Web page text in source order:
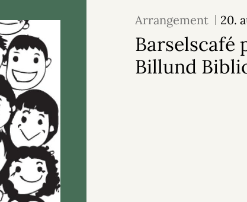
Arrangement 20.
Barselscafé
Billund